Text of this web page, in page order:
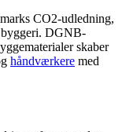
CO2-udledning,
byggeri. DGNB-
skaber
håndværkere med